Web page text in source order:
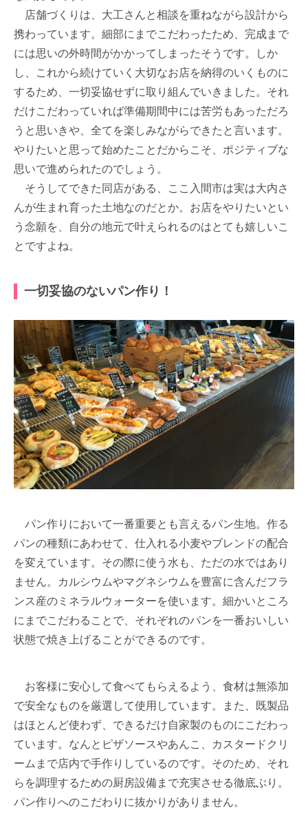
店舗づくりは、大工さんと相談を重ねながら設計から
携わっています。細部にまでこだわったため、完成まで
には思いの外時間がかかってしまったそうです。しか
し、これから続けていく大切なお店を納得のいくものに
するため、一切妥協せずに取り組んでいきました。それ
だけこだわっていれば準備期間中には苦労もあっただろ
うと思いきや、全てを楽しみながらできたと言います。
やりたいと思って始めたことだからこそ、ポジティブな
思いで進められたのでしょう。
そうしてできた同店がある、ここ入間市は実は大内さ
んが生まれ育った土地なのだとか。お店をやりたいとい
う念願を、自分の地元で叶えられるのはとても嬉しいこ
とですよね。
一切妥協のないパン作り！
パン作りにおいて一番重要とも言えるパン生地。作る
パンの種類にあわせて、仕入れる小麦やブレンドの配合
を変えています。その際に使う水も、ただの水ではあり
ません。カルシウムやマグネシウムを豊富に含んだフラ
ンス産のミネラルウォーターを使います。細かいところ
にまでこだわることで、それぞれのパンを一番おいしい
状態で焼き上げることができるのです。
お客様に安心して食べてもらえるよう、食材は無添加
で安全なものを厳選して使用しています。また、既製品
はほとんど使わず、できるだけ自家製のものにこだわっ
ています。なんとピザソースやあんこ、カスタードクリ
ームまで店内で手作りしているのです。そのため、それ
らを調理するための厨房設備まで充実させる徹底ぶり。
パン作りへのこだわりに抜かりがありません。